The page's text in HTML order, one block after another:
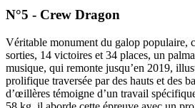
N°5 - Crew Dragon
Véritable monument du galop populaire,
sorties, 14 victoires et 34 places, un
musique, qui remonte jusqu’en 2019,
prolifique traversée par des hauts et des
d’œillères témoigne d’un travail